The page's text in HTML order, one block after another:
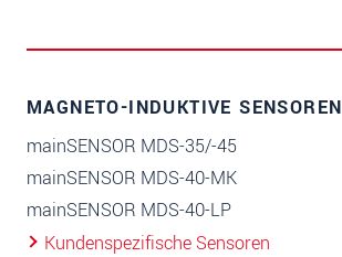
MAGNETO-INDUKTIVE SENSOREN
mainSENSOR MDS-35/-45
mainSENSOR MDS-40-MK
mainSENSOR MDS-40-LP
Kundenspezifische Sensoren